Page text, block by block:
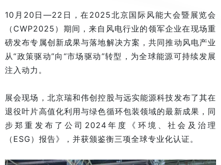
10月20日—22日，在2025北京国际风能大会暨展览会
（CWP2025）期间，来自风电行业的领军企业在现场重
磅发布专属创新成果与落地解决方案，共同推动风电产业
从“政策驱动”向“市场驱动”转型，为全球能源可持续发展
注入动力。
展会现场，北京瑞和伟创控股与远实能源科技发布了其在
退役叶片高值化利用与绿色循环包装领域的最新成果，同
步郑重发布了公司2024年度《环境、社会及治理
（ESG）报告》，并获颁鉴衡三项全球专业化认证。